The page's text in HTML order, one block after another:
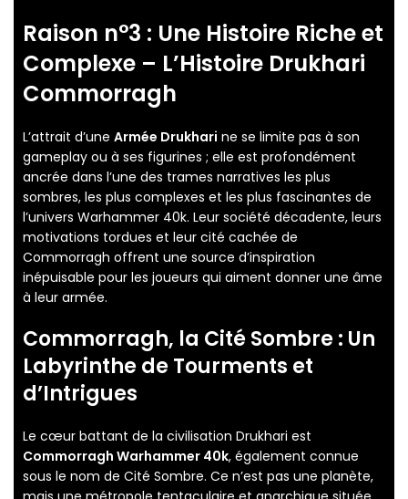
Raison n°3 : Une Histoire Riche et
Complexe – L’Histoire Drukhari
Commorragh
L’attrait d’une Armée Drukhari ne se limite pas à son
gameplay ou à ses figurines ; elle est profondément
ancrée dans l’une des trames narratives les plus
sombres, les plus complexes et les plus fascinantes de
l’univers Warhammer 40k. Leur société décadente, leurs
motivations tordues et leur cité cachée de
Commorragh offrent une source d’inspiration
inépuisable pour les joueurs qui aiment donner une âme
à leur armée.
Commorragh, la Cité Sombre : Un
Labyrinthe de Tourments et
d’Intrigues
Le cœur battant de la civilisation Drukhari est
Commorragh Warhammer 40k, également connue
sous le nom de Cité Sombre. Ce n’est pas une planète,